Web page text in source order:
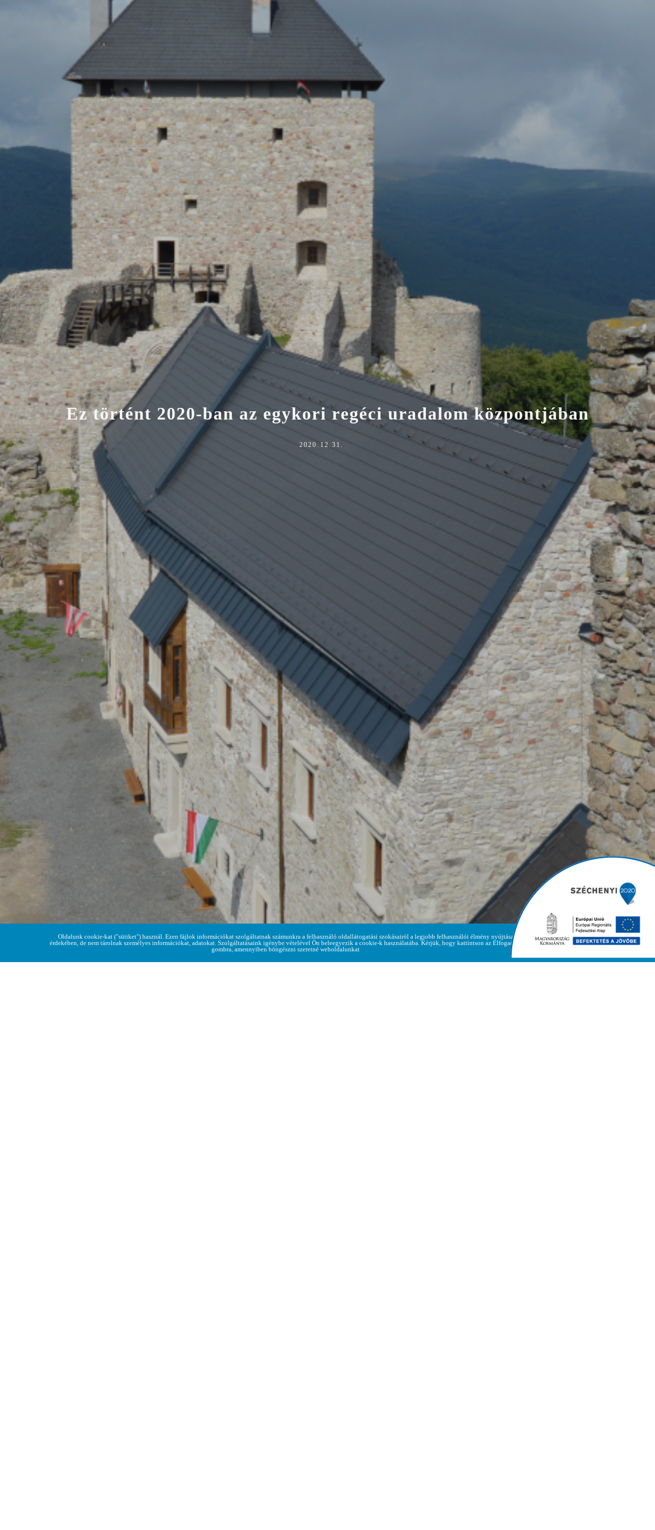
Ez történt 2020-ban az egykori regéci uradalom központjában
Post
2020.12.31.
Home> A Regéci vár hírei > Ez történt 2020-ban az egykori regéci uradalom központjában
Oldalunk cookie-kat ("sütiket") használ. Ezen fájlok információkat szolgáltatnak számunkra a felhasználó oldallátogatási szokásairól a legjobb felhasználói élmény nyújtása
érdekében, de nem tárolnak személyes információkat, adatokat. Szolgáltatásaink igénybe vételével Ön beleegyezik a cookie-k használatába. Kérjük, hogy kattintson az Elfogadom
gombra, amennyiben böngészni szeretné weboldalunkat
Elfogadom
Adatvédelmi
irányelvek